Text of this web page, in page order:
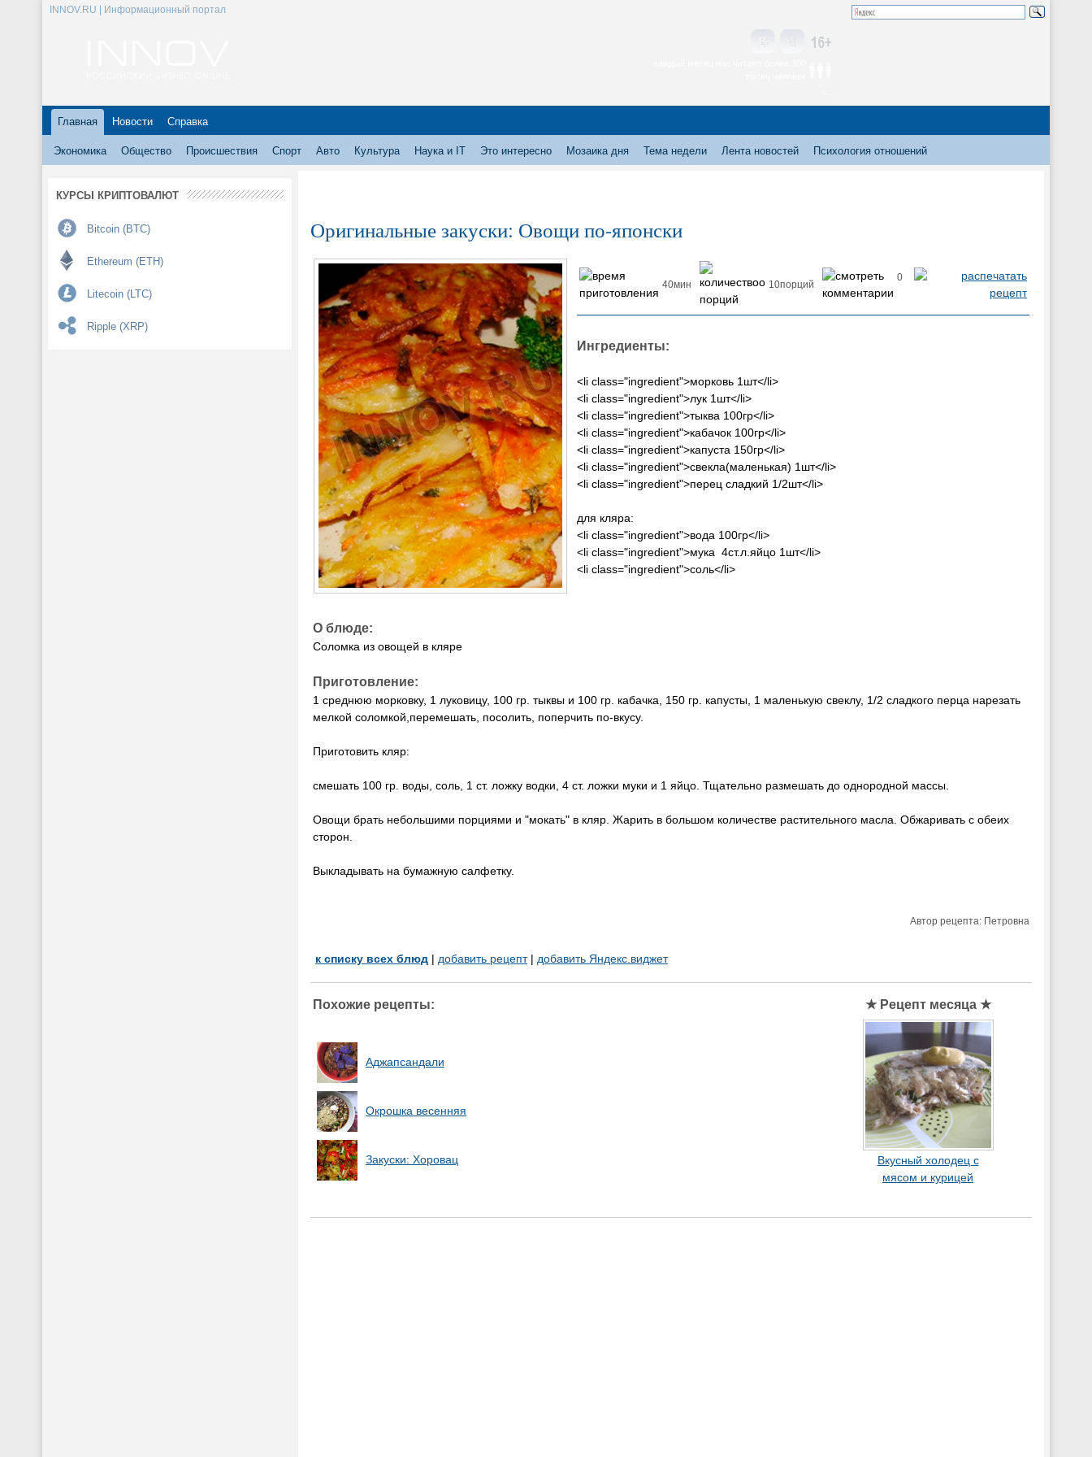
INNOV.RU | Информационный портал
Главная Новости Справка
Экономика Общество Происшествия Спорт Авто Культура Наука и IT Это интересно Мозаика дня Тема недели Лента новостей Психология отношений
КУРСЫ КРИПТОВАЛЮТ
Bitcoin (BTC)
Ethereum (ETH)
Litecoin (LTC)
Ripple (XRP)
Оригинальные закуски: Овощи по-японски
40мин 10порций
0
Ингредиенты:
<li class="ingredient">морковь 1шт</li>
<li class="ingredient">лук 1шт</li>
<li class="ingredient">тыква 100гр</li>
<li class="ingredient">кабачок 100гр</li>
<li class="ingredient">капуста 150гр</li>
<li class="ingredient">свекла(маленькая) 1шт</li>
<li class="ingredient">перец сладкий 1/2шт</li>
для кляра:
<li class="ingredient">вода 100гр</li>
<li class="ingredient">мука 4ст.л.яйцо 1шт</li>
<li class="ingredient">соль</li>
О блюде:
Соломка из овощей в кляре
Приготовление:
1 среднюю морковку, 1 луковицу, 100 гр. тыквы и 100 гр. кабачка, 150 гр. капусты, 1 маленькую свеклу, 1/2 сладкого перца нарезать
мелкой соломкой,перемешать, посолить, поперчить по-вкусу.
Приготовить кляр:
смешать 100 гр. воды, соль, 1 ст. ложку водки, 4 ст. ложки муки и 1 яйцо. Тщательно размешать до однородной массы.
Овощи брать небольшими порциями и "мокать" в кляр. Жарить в большом количестве растительного масла. Обжаривать с обеих
сторон.
Выкладывать на бумажную салфетку.
Автор рецепта: Петровна
к списку всех блюд | добавить рецепт| добавить Яндекс.виджет
Похожие рецепты: ★ Рецепт месяца ★
Аджапсандали
Окрошка весенняя
Закуски: Хоровац
Вкусный холодец с
мясом и курицей